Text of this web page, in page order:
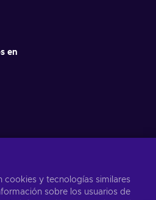
en
de videojuegos
Suscribirse
cookies y tecnologías similares
sobre los usuarios de